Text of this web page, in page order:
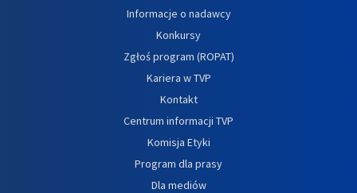
Informacje o nadawcy
Konkursy
Zgłoś program (ROPAT)
Kariera w TVP
Kontakt
Centrum informacji TVP
Komisja Etyki
Program dla prasy
Dla mediów